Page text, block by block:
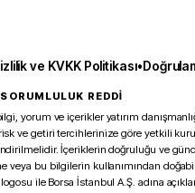
ve KVKK Politikası•
REDDİ
yorum ve içerikler yatırım
ve getiri tercihlerinize göre yetkili
İçeriklerin doğruluğu ve
veya bu bilgilerin kullanımından
ile Borsa İstanbul A.Ş. adına